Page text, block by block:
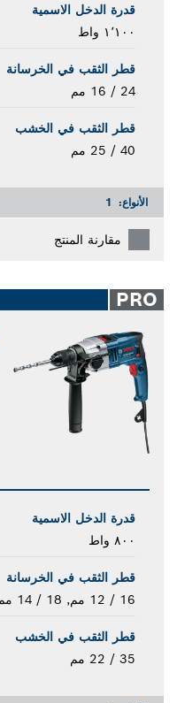
قدرة الدخل الاسمية
١٬١٠٠ واط
قطر الثقب في الخرسانة
24 / 16 مم
قطر الثقب في الخشب
40 / 25 مم
الأنواع: 1
مقارنة المنتج
PRO
قدرة الدخل الاسمية
٨٠٠ واط
قطر الثقب في الخرسانة
16 / 12 مم, 18 / 14 مم
قطر الثقب في الخشب
35 / 22 مم